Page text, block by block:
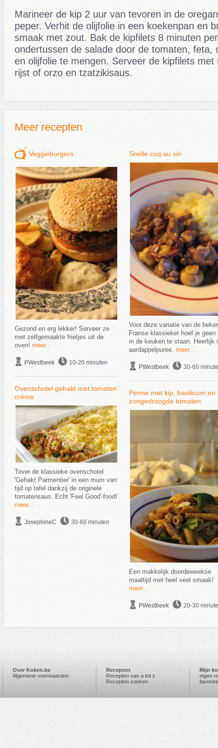
Marineer de kip 2 uur van tevoren in de
peper. Verhit de olijfolie in een koekenpan en
smaak met zout. Bak de kipfilets 8 minuten
ondertussen de salade door de tomaten, feta,
en olijfolie te mengen. Serveer de kipfilets met
rijst of orzo en tzatzikisaus.
Meer recepten
Veggieburgers
Gezond en erg lekker! Serveer ze
met zelfgemaakte frietjes uit de
oven! meer...
PWestbeek 10-20 minuten
Ovenschotel gehakt met tomaten
crème
Tover de klassieke ovenschotel
'Gehakt Parmentier' in een mum van
tijd op tafel dankzij de originele
tomatensaus. Echt 'Feel Good'-food!
meer...
JosephineC 30-60 minuten
Snelle coq au vin
Voor deze variatie van de
Franse klassieker hoef je geen
in de keuken te staan. Heerlijk
aardappelpuree. meer...
PWestbeek 30-60
Penne met kip, basilicum en
zongedroogde tomaten
Een makkelijk doordeweekse
maaltijd met heel veel smaak!
meer...
PWestbeek 20-30
Over Koken.be
Algemene voorwaarden
Recepten
Recepten van a tot z
Recepten zoeken
Mijn
eigen